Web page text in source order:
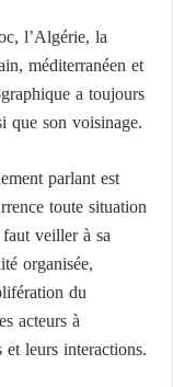
l’Algérie, la
méditerranéen et
a toujours
que son voisinage.
parlant est
toute situation
veiller à sa
organisée,
du
acteurs à
leurs interactions.